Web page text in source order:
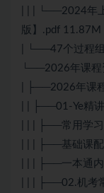
| | | └──2024年
版】.pdf 11.87M
| └──47个过程
└──2026年课程
| ├──2026年课
| | ├──01-Ye精
| | | ├──常用学
| | | ├──基础课配
| | | ├──一本通
| | | ├──02.机考